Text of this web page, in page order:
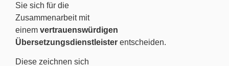
Sie sich für die
Zusammenarbeit mit
einem vertrauenswürdigen
Übersetzungsdienstleister entscheiden.
Diese zeichnen sich